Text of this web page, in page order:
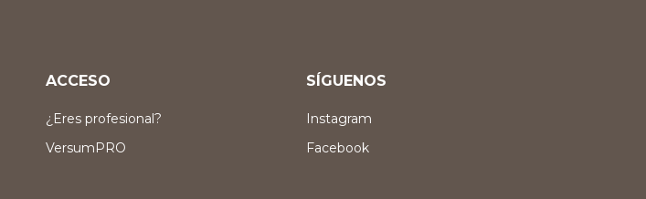
ACCESO
¿Eres profesional?
VersumPRO
SÍGUENOS
Instagram
Facebook